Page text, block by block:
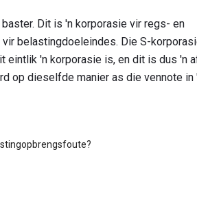
Dit is 'n korporasie vir regs- en
belastingdoeleindes. Die S-
'n korporasie is, en dit is dus 'n
op dieselfde manier as die vennote in